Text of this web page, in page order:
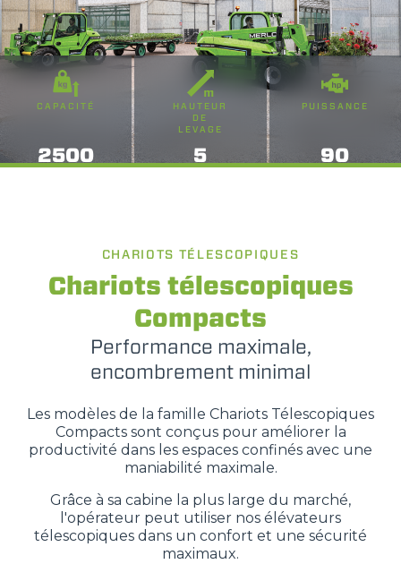
CAPACITÉ
2500
HAUTEUR
DE
LEVAGE
5
PUISSANCE
90
CHARIOTS TÉLESCOPIQUES
Chariots télescopiques
Compacts
Performance maximale,
encombrement minimal
Les modèles de la famille Chariots Télescopiques
Compacts sont conçus pour améliorer la
productivité dans les espaces confinés avec une
maniabilité maximale.
Grâce à sa cabine la plus large du marché,
l'opérateur peut utiliser nos élévateurs
télescopiques dans un confort et une sécurité
maximaux.